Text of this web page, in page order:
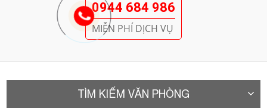
MIỄN PHÍ DỊCH VỤ
TÌM KIẾM VĂN PHÒNG